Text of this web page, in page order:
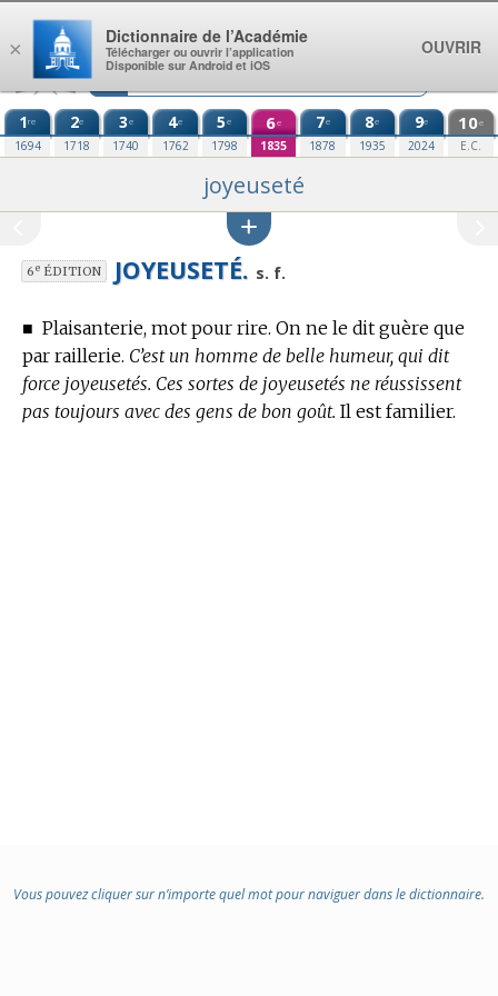
Aller au contenu
1re
1694
2e
1718
3e
1740
4e
1762
5e
1798
6e
1835
7e
1878
8e
1935
9e
2024
10e
E.C.
joyeuseté
6eÉDITION JOYEUSETÉ. s. f.
■ Plaisanterie, mot pour rire. On ne le dit guère que
par raillerie. C’est un homme de belle humeur, qui dit
force joyeusetés. Ces sortes de joyeusetés ne réussissent
pas toujours avec des gens de bon goût. Il est familier.
Vous pouvez cliquer sur n’importe quel mot pour naviguer dans le dictionnaire.
×
Dictionnaire de l’Académie
Télécharger ou ouvrir l’application
Disponible sur Android et iOS
OUVRIR